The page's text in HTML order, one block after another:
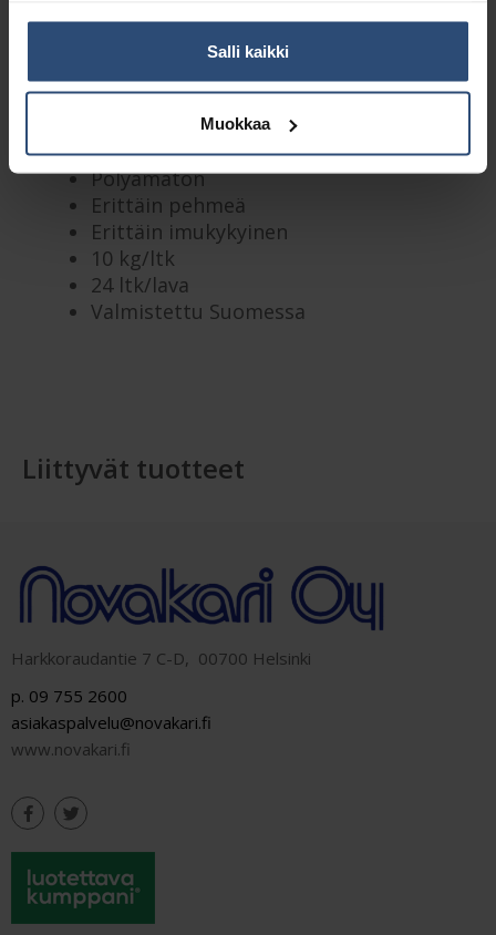
Salli kaikki
Muokkaa
Lisätiedot
100% Selluvanu
Valkoinen
Pölyämätön
Erittäin pehmeä
Erittäin imukykyinen
10 kg/ltk
24 ltk/lava
Valmistettu Suomessa
Liittyvät tuotteet
Harkkoraudantie 7 C-D, 00700 Helsinki
p. 09 755 2600
asiakaspalvelu@novakari.fi
www.novakari.fi